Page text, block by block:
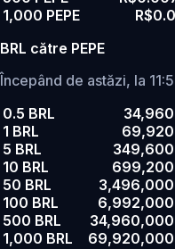
1,000 PEPE
BRL către PEPE
Începând de astăzi, la
0.5 BRL
34,960
1 BRL
69,920
5 BRL
349,600
10 BRL
699,200
50 BRL
3,496,000
100 BRL
6,992,000
500 BRL
34,960,000
1,000 BRL
69,920,000